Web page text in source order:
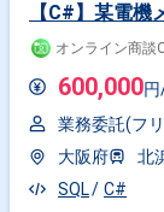
【C#】某電
オンライン商談
600,000円
業務委託(フ
大阪府
北
SQL
C#